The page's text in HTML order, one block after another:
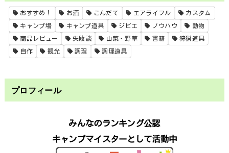
おすすめ！ お酒 こんだて エアライフル カスタム
キャンプ場 キャンプ道具 ジビエ ノウハウ 動物
商品レビュー 失敗談 山菜・野草 書籍 狩猟道具
自作 観光 調理 調理道具
プロフィール
みんなのランキング公認
キャンプマイスターとして活動中